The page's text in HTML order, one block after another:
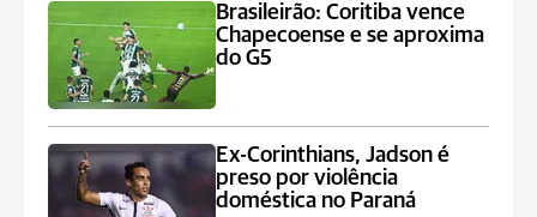
Brasileirão: Coritiba vence
Chapecoense e se aproxima
do G5
Ex-Corinthians, Jadson é
preso por violência
doméstica no Paraná